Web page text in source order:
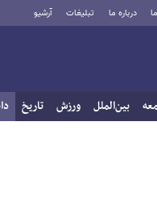
درباره ما تبلیغات آرشیو
بین‌الملل ورزش تاریخ